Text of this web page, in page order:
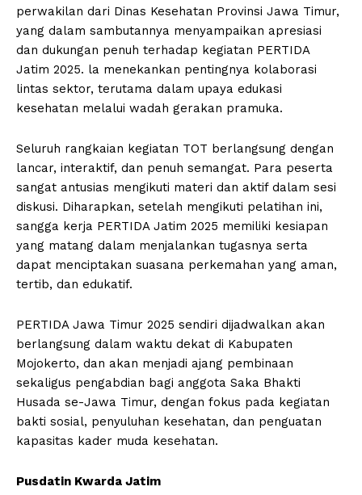
perwakilan dari Dinas Kesehatan Provinsi Jawa Timur,
yang dalam sambutannya menyampaikan apresiasi
dan dukungan penuh terhadap kegiatan PERTIDA
Jatim 2025. la menekankan pentingnya kolaborasi
lintas sektor, terutama dalam upaya edukasi
kesehatan melalui wadah gerakan pramuka.
Seluruh rangkaian kegiatan TOT berlangsung dengan
lancar, interaktif, dan penuh semangat. Para peserta
sangat antusias mengikuti materi dan aktif dalam sesi
diskusi. Diharapkan, setelah mengikuti pelatihan ini,
sangga kerja PERTIDA Jatim 2025 memiliki kesiapan
yang matang dalam menjalankan tugasnya serta
dapat menciptakan suasana perkemahan yang aman,
tertib, dan edukatif.
PERTIDA Jawa Timur 2025 sendiri dijadwalkan akan
berlangsung dalam waktu dekat di Kabupaten
Mojokerto, dan akan menjadi ajang pembinaan
sekaligus pengabdian bagi anggota Saka Bhakti
Husada se-Jawa Timur, dengan fokus pada kegiatan
bakti sosial, penyuluhan kesehatan, dan penguatan
kapasitas kader muda kesehatan.
Pusdatin Kwarda Jatim